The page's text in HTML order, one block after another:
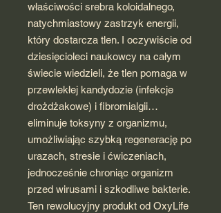
właściwości srebra koloidalnego,
natychmiastowy zastrzyk energii,
który dostarcza tlen. I oczywiście od
dziesięcioleci naukowcy na całym
świecie wiedzieli, że tlen pomaga w
przewlekłej kandydozie (infekcje
drożdżakowe) i fibromialgii…
eliminuje toksyny z organizmu,
umożliwiając szybką regenerację po
urazach, stresie i ćwiczeniach,
jednocześnie chroniąc organizm
przed wirusami i szkodliwe bakterie.
Ten rewolucyjny produkt od OxyLife